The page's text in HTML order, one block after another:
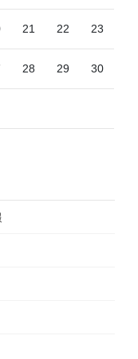
21 22 23
28 29 30